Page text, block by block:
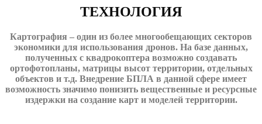
ТЕХНОЛОГИЯ
Картография – один из более многообещающих секторов
экономики для использования дронов. На базе данных,
полученных с квадрокоптера возможно создавать
ортофотопланы, матрицы высот территории, отдельных
объектов и т.д. Внедрение БПЛА в данной сфере имеет
возможность значимо понизить вещественные и ресурсные
издержки на создание карт и моделей территории.